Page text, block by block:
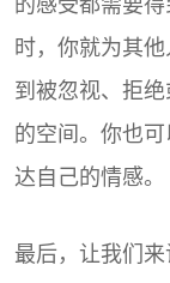
时，你就为其
到被忽视、拒
的空间。你也
达自己的情感。
最后，让我们